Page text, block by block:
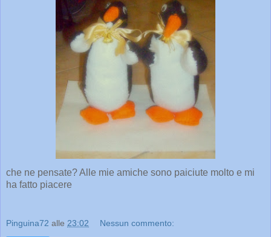
che ne pensate? Alle mie amiche sono paiciute molto e mi
ha fatto piacere
Pinguina72 alle 23:02 Nessun commento: